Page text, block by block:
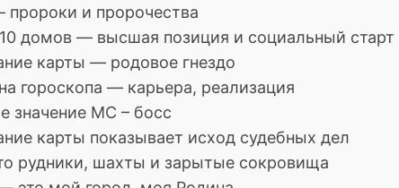
пророки и пророчества
домов — высшая позиция и социальный старт
карты — родовое гнездо
гороскопа — карьера, реализация
значение MC – босс
карты показывает исход судебных дел
рудники, шахты и зарытые сокровища